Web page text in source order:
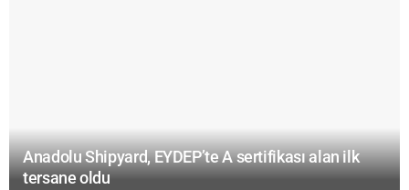
Anadolu Shipyard, EYDEP’te A sertifikası alan ilk
tersane oldu